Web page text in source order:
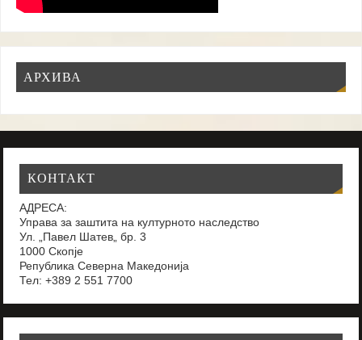
АРХИВА
КОНТАКТ
АДРЕСА:
Управа за заштита на културното наследство
Ул. „Павел Шатев„ бр. 3
1000 Скопје
Република Северна Македонија
Тел: +389 2 551 7700